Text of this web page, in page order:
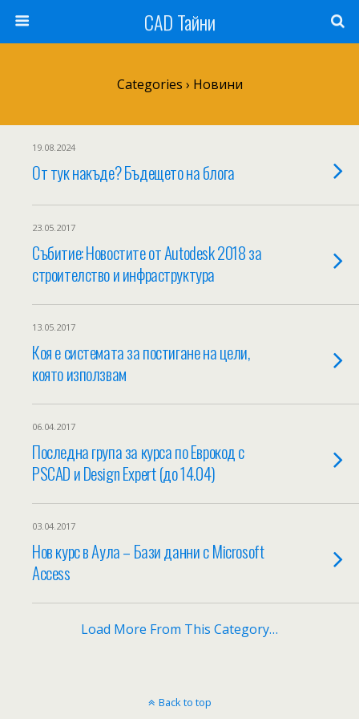
CAD Тайни
Categories › Новини
19.08.2024
От тук накъде? Бъдещето на блога
23.05.2017
Събитие: Новостите от Autodesk 2018 за
строителство и инфраструктура
13.05.2017
Коя е системата за постигане на цели,
която използвам
06.04.2017
Последна група за курса по Еврокод с
PSCAD и Design Expert (до 14.04)
03.04.2017
Нов курс в Аула – Бази данни с Microsoft
Access
Load More From This Category…
Back to top